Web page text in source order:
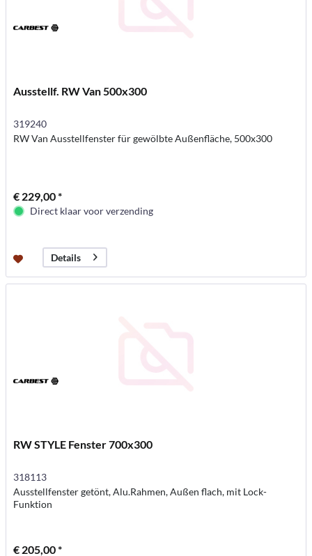
Ausstellf. RW Van 500x300
319240
RW Van Ausstellfenster für gewölbte Außenfläche, 500x300
€ 229,00 *
Direct klaar voor verzending
Details
RW STYLE Fenster 700x300
318113
Ausstellfenster getönt, Alu.Rahmen, Außen flach, mit Lock-
Funktion
€ 205,00 *